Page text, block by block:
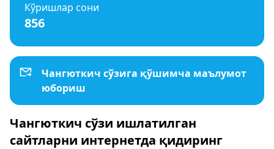
Кўришлар сони
856
Чангюткич сўзига қўшимча маълумот
юбориш
Чангюткич сўзи ишлатилган
сайтларни интернетда қидиринг